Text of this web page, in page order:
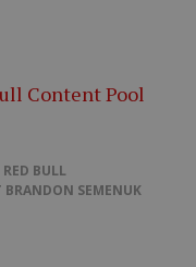
Content Pool
RED BULL
BRANDON SEMENUK